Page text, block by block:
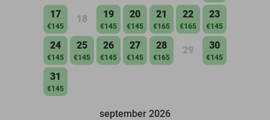
17
€145
18 19
€145
20
€145
21
€165
22
€165
23
€145
24
€145
25
€145
26
€145
27
€145
28
€165
29 30
€145
31
€145
september 2026